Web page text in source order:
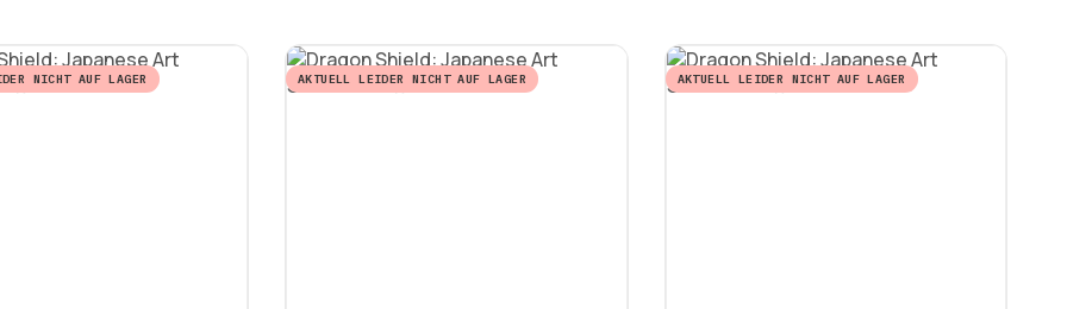
NICHT AUF LAGER AKTUELL LEIDER NICHT AUF LAGER AKTUELL LEIDER NICHT AUF LAGER